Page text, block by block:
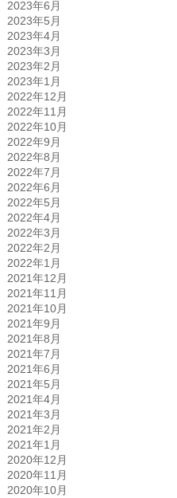
2023年6月
2023年5月
2023年4月
2023年3月
2023年2月
2023年1月
2022年12月
2022年11月
2022年10月
2022年9月
2022年8月
2022年7月
2022年6月
2022年5月
2022年4月
2022年3月
2022年2月
2022年1月
2021年12月
2021年11月
2021年10月
2021年9月
2021年8月
2021年7月
2021年6月
2021年5月
2021年4月
2021年3月
2021年2月
2021年1月
2020年12月
2020年11月
2020年10月